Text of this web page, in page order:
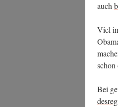
auch
Viel
schon
Bei